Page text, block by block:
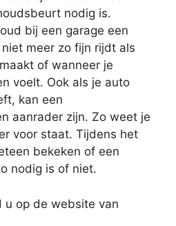
nodig is.
bij een garage een
meer zo fijn rijdt als
of wanneer je
voelt. Ook als je auto
kan een
aanrader zijn. Zo weet je
voor staat. Tijdens het
bekeken of een
nodig is of niet.
u op de website van